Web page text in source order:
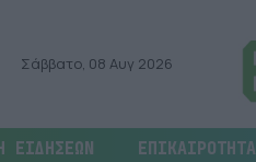
Σάββατο, 08 Αυγ 2026
ΕΙΔΗΣΕΩΝ ΕΠΙΚΑΙΡΟΤΗΤΑ